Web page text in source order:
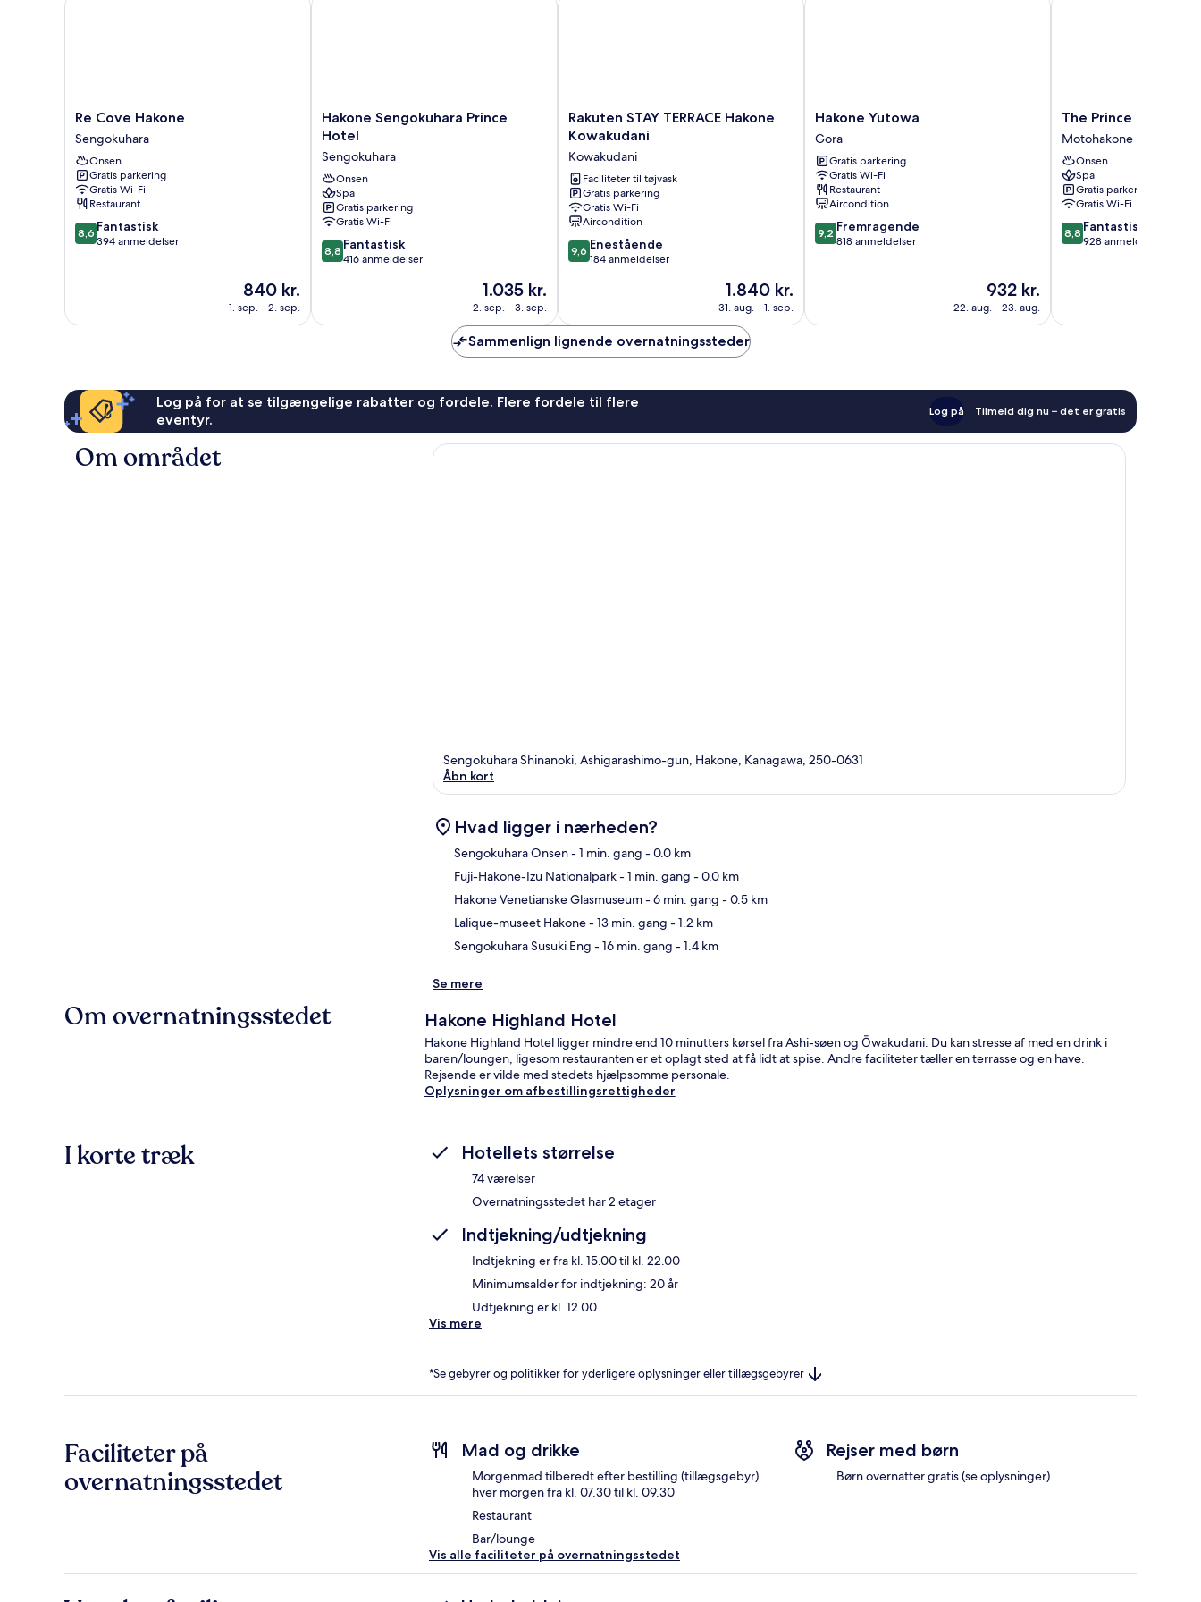
the
hotel)
Re
Cove
Hakone
Sengokuhara
Re Cove Hakone
Sengokuhara
Onsen
Gratis parkering
Gratis Wi-Fi
Restaurant
8.6
ud
anmeldelser
8,6 Fantastisk
394 anmeldelser
Prisen
er
840 kr.
840 kr.
1. sep. - 2. sep.
Hakone
Sengokuhara
Hotel
Sengokuhara
Hakone Sengokuhara Prince
Hotel
Sengokuhara
Onsen
Spa
Gratis parkering
Gratis Wi-Fi
8.8
ud
416
8,8 Fantastisk
416 anmeldelser
Prisen
er
1.035 kr.
1.035 kr.
2. sep. - 3. sep.
Rakuten
STAY
Hakone
Kowakudani
Kowakudani
Rakuten STAY TERRACE Hakone
Kowakudani
Kowakudani
Faciliteter til tøjvask
Gratis parkering
Gratis Wi-Fi
Aircondition
9.6
ud
184
anmeldelser
9,6 Enestående
184 anmeldelser
Prisen
er
1.840 kr.
1.840 kr.
31. aug. - 1. sep.
Hakone
Yutowa
Gora
Hakone Yutowa
Gora
Gratis parkering
Gratis Wi-Fi
Restaurant
Aircondition
9.2
ud
anmeldelser
9,2 Fremragende
818 anmeldelser
Prisen
er
932 kr.
932 kr.
22. aug. - 23. aug.
The
Prince
Hakone
Lake
Ashinoko
Motohakone
The Prince Hakone
Motohakone
Onsen
Spa
Gratis parkering
Gratis Wi-Fi
8.8
ud
anmeldelser
8,8 Fantastisk
928 anmeldelser
Sammenlign lignende overnatningssteder
Log på for at se tilgængelige rabatter og fordele. Flere fordele til flere
eventyr.
Log på Tilmeld dig nu – det er gratis
Om området
Sengokuhara Shinanoki, Ashigarashimo-gun, Hakone, Kanagawa, 250-0631
Åbn kort
Hvad ligger i nærheden?
Sengokuhara Onsen- 1 min. gang - 0.0 km
Fuji-Hakone-Izu Nationalpark- 1 min. gang - 0.0 km
Hakone Venetianske Glasmuseum- 6 min. gang - 0.5 km
Lalique-museet Hakone- 13 min. gang - 1.2 km
Sengokuhara Susuki Eng - 16 min. gang - 1.4 km
Se mere
Om overnatningsstedet Hakone Highland Hotel
Hakone Highland Hotel ligger mindre end 10 minutters kørsel fra Ashi-søen og Ōwakudani. Du kan stresse af med en drink i
baren/loungen, ligesom restauranten er et oplagt sted at få lidt at spise. Andre faciliteter tæller en terrasse og en have.
Rejsende er vilde med stedets hjælpsomme personale.
Oplysninger om afbestillingsrettigheder
I korte træk Hotellets størrelse
74 værelser
Overnatningsstedet har 2 etager
Indtjekning/udtjekning
Indtjekning er fra kl. 15.00 til kl. 22.00
Minimumsalder for indtjekning: 20 år
Udtjekning er kl. 12.00
Vis mere
*Se gebyrer og politikker for yderligere oplysninger eller tillægsgebyrer
Faciliteter på
overnatningsstedet
Mad og drikke
Morgenmad tilberedt efter bestilling (tillægsgebyr)
hver morgen fra kl. 07.30 til kl. 09.30
Restaurant
Bar/lounge
Rejser med børn
Børn overnatter gratis (se oplysninger)
Vis alle faciliteter på overnatningsstedet